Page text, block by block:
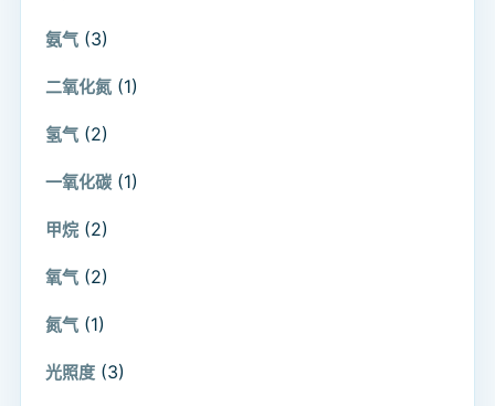
氨气 (3)
二氧化氮 (1)
氢气 (2)
一氧化碳 (1)
甲烷 (2)
氧气 (2)
氮气 (1)
光照度 (3)